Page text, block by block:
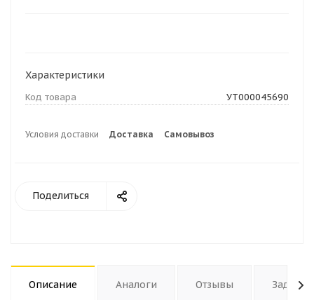
Характеристики
Код товара УТ000045690
Условия доставки Доставка Самовывоз
Поделиться
Описание Аналоги Отзывы Задать